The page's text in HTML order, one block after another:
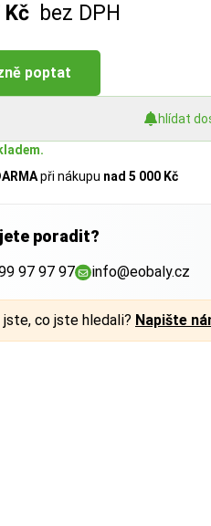
Kč bez DPH
poptat
hlídat
při nákupu nad 5 000 Kč
poradit?
97 97 97 info@eobaly.cz
jste, co jste hledali? Napište